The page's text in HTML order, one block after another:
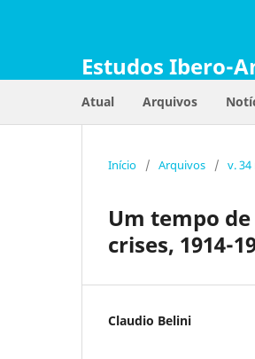
Estudos Ibero-
Atual Arquivos
Início / Arquivos / v. 34
Um tempo
crises, 1914-
Claudio Belini